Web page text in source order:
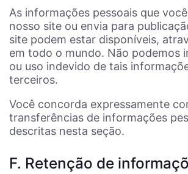
As informações pessoais que
nosso site ou envia para
site podem estar disponíveis,
em todo o mundo. Não podemos
ou uso indevido de tais
terceiros.
Você concorda expressamente
transferências de informações
descritas nesta seção.
F. Retenção de